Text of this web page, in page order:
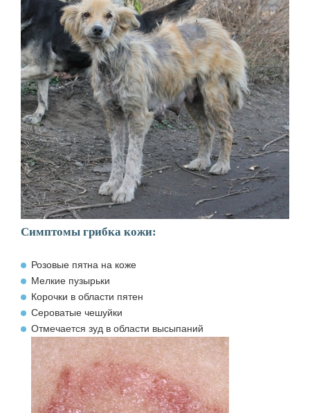
Симптомы грибка кожи:
Розовые пятна на коже
Мелкие пузырьки
Корочки в области пятен
Сероватые чешуйки
Отмечается зуд в области высыпаний